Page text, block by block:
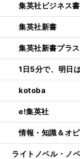
集英社ビジネス書
集英社新書
集英社新書プラ
1日5分で、明日
kotoba
e!集英社
情報・知識＆オ
ライトノベル・ノ